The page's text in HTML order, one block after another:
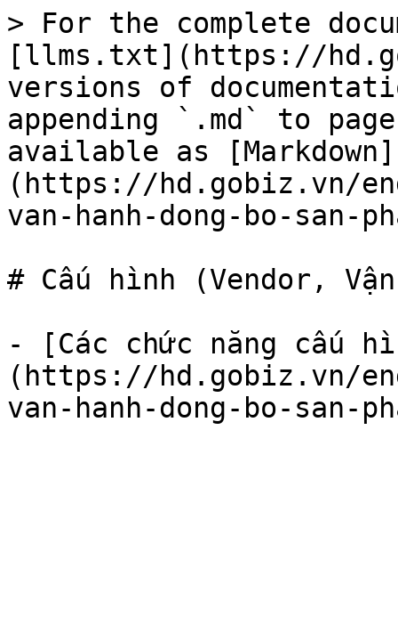
> For the complete
[llms.txt](https://
versions of
appending `.md` to
available as [Markdown]
(https://hd.gobiz.vn/
van-hanh-dong-bo-san-
# Cấu hình (Vendor,
- [Các chức năng cấu
(https://hd.gobiz.vn/